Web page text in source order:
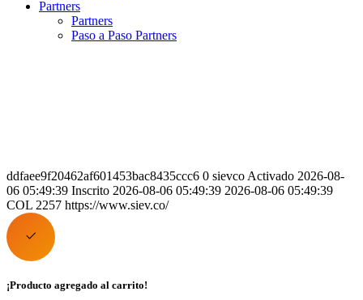
Partners
Partners
Paso a Paso Partners
ddfaee9f20462af601453bac8435ccc6 0 sievco Activado 2026-08-
06 05:49:39 Inscrito 2026-08-06 05:49:39 2026-08-06 05:49:39
COL 2257 https://www.siev.co/
¡Producto agregado al carrito!